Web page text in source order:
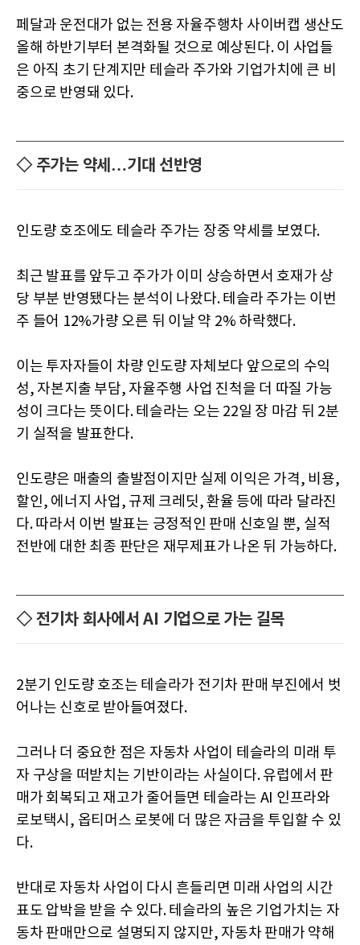
페달과 운전대가 없는 전용 자율주행차 사이버캡 생산도
올해 하반기부터 본격화될 것으로 예상된다. 이 사업들
은 아직 초기 단계지만 테슬라 주가와 기업가치에 큰 비
중으로 반영돼 있다.
◇ 주가는 약세…기대 선반영
인도량 호조에도 테슬라 주가는 장중 약세를 보였다.
최근 발표를 앞두고 주가가 이미 상승하면서 호재가 상
당 부분 반영됐다는 분석이 나왔다. 테슬라 주가는 이번
주 들어 12%가량 오른 뒤 이날 약 2% 하락했다.
이는 투자자들이 차량 인도량 자체보다 앞으로의 수익
성, 자본지출 부담, 자율주행 사업 진척을 더 따질 가능
성이 크다는 뜻이다. 테슬라는 오는 22일 장 마감 뒤 2분
기 실적을 발표한다.
인도량은 매출의 출발점이지만 실제 이익은 가격, 비용,
할인, 에너지 사업, 규제 크레딧, 환율 등에 따라 달라진
다. 따라서 이번 발표는 긍정적인 판매 신호일 뿐, 실적
전반에 대한 최종 판단은 재무제표가 나온 뒤 가능하다.
◇ 전기차 회사에서 AI 기업으로 가는 길목
2분기 인도량 호조는 테슬라가 전기차 판매 부진에서 벗
어나는 신호로 받아들여졌다.
그러나 더 중요한 점은 자동차 사업이 테슬라의 미래 투
자 구상을 떠받치는 기반이라는 사실이다. 유럽에서 판
매가 회복되고 재고가 줄어들면 테슬라는 AI 인프라와
로보택시, 옵티머스 로봇에 더 많은 자금을 투입할 수 있
다.
반대로 자동차 사업이 다시 흔들리면 미래 사업의 시간
표도 압박을 받을 수 있다. 테슬라의 높은 기업가치는 자
동차 판매만으로 설명되지 않지만, 자동차 판매가 약해